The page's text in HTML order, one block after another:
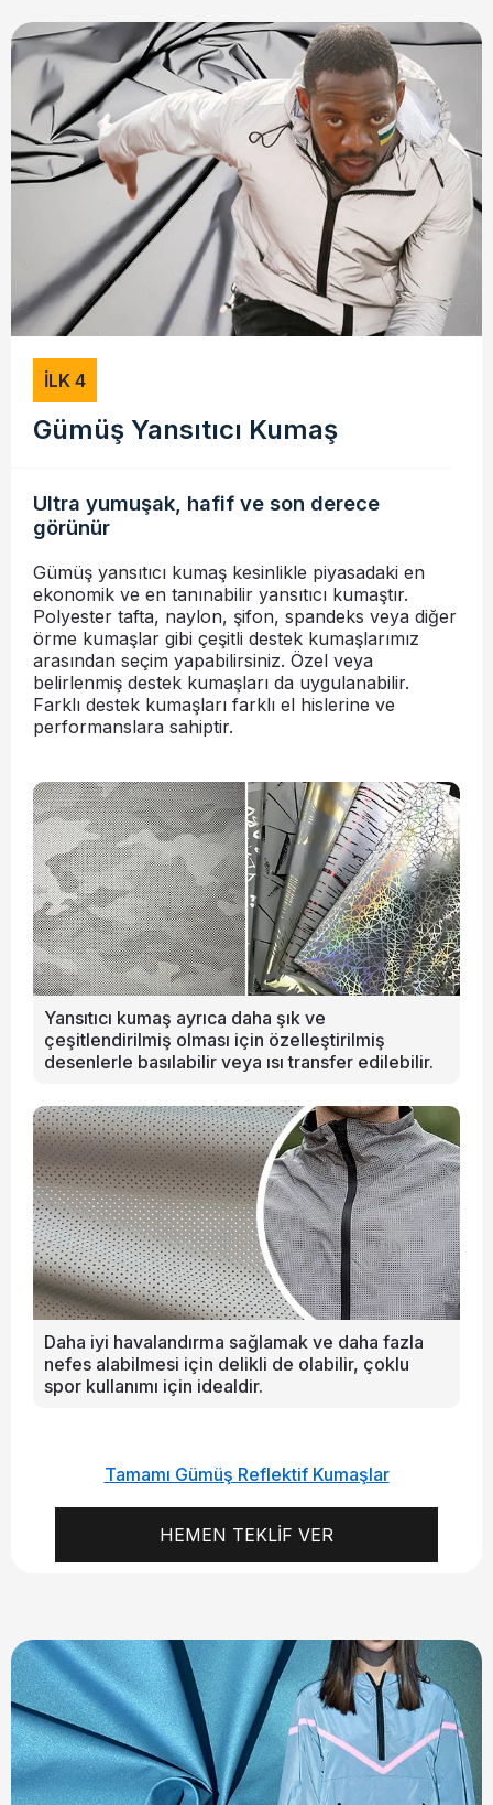
İLK 4
Gümüş Yansıtıcı Kumaş
Ultra yumuşak, hafif ve son derece
görünür
Gümüş yansıtıcı kumaş kesinlikle piyasadaki en
ekonomik ve en tanınabilir yansıtıcı kumaştır.
Polyester tafta, naylon, şifon, spandeks veya diğer
örme kumaşlar gibi çeşitli destek kumaşlarımız
arasından seçim yapabilirsiniz. Özel veya
belirlenmiş destek kumaşları da uygulanabilir.
Farklı destek kumaşları farklı el hislerine ve
performanslara sahiptir.
Yansıtıcı kumaş ayrıca daha şık ve
çeşitlendirilmiş olması için özelleştirilmiş
desenlerle basılabilir veya ısı transfer edilebilir.
Daha iyi havalandırma sağlamak ve daha fazla
nefes alabilmesi için delikli de olabilir, çoklu
spor kullanımı için idealdir.
Tamamı Gümüş Reflektif Kumaşlar
HEMEN TEKLİF VER